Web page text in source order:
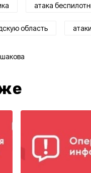
атака
область